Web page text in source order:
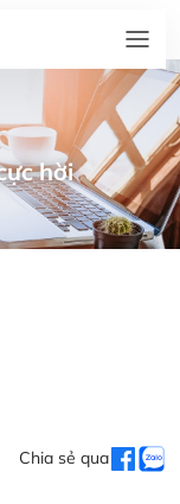
hời
Chia sẻ qua